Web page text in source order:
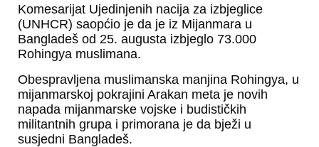
Komesarijat Ujedinjenih nacija za izbjeglice
(UNHCR) saopćio je da je iz Mijanmara u
Bangladeš od 25. augusta izbjeglo 73.000
Rohingya muslimana.
Obespravljena muslimanska manjina Rohingya, u
mijanmarskoj pokrajini Arakan meta je novih
napada mijanmarske vojske i budističkih
militantnih grupa i primorana je da bježi u
susjedni Bangladeš.